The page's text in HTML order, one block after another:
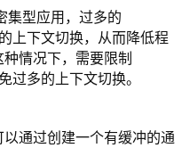
集型应用，过多的
上下文切换，从而降低程
情况下，需要限制
多的上下文切换。
通过创建一个有缓冲的通